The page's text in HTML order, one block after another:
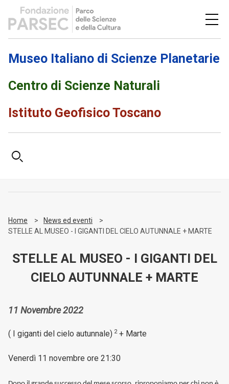
Museo Italiano di Scienze Planetarie
Centro di Scienze Naturali
Istituto Geofisico Toscano
Home
News ed eventi
STELLE AL MUSEO - I GIGANTI DEL CIELO AUTUNNALE + MARTE
STELLE AL MUSEO - I GIGANTI DEL
CIELO AUTUNNALE + MARTE
11 Novembre 2022
( I giganti del cielo autunnale) 2+ Marte
Venerdì 11 novembre ore 21:30